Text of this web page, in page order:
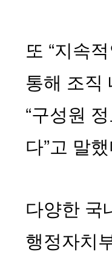
또 “지속
통해 조직
“구성원
다”고 말
다양한 국
행정자치